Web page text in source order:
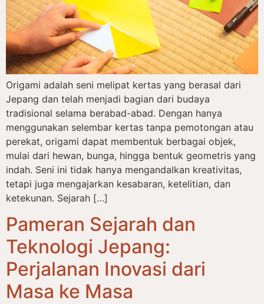
Origami adalah seni melipat kertas yang berasal dari
Jepang dan telah menjadi bagian dari budaya
tradisional selama berabad-abad. Dengan hanya
menggunakan selembar kertas tanpa pemotongan atau
perekat, origami dapat membentuk berbagai objek,
mulai dari hewan, bunga, hingga bentuk geometris yang
indah. Seni ini tidak hanya mengandalkan kreativitas,
tetapi juga mengajarkan kesabaran, ketelitian, dan
ketekunan. Sejarah […]
Pameran Sejarah dan
Teknologi Jepang:
Perjalanan Inovasi dari
Masa ke Masa